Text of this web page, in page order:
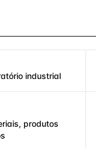
industrial
produtos